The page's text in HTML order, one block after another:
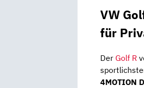
VW
für
Der Golf R
4MOTION